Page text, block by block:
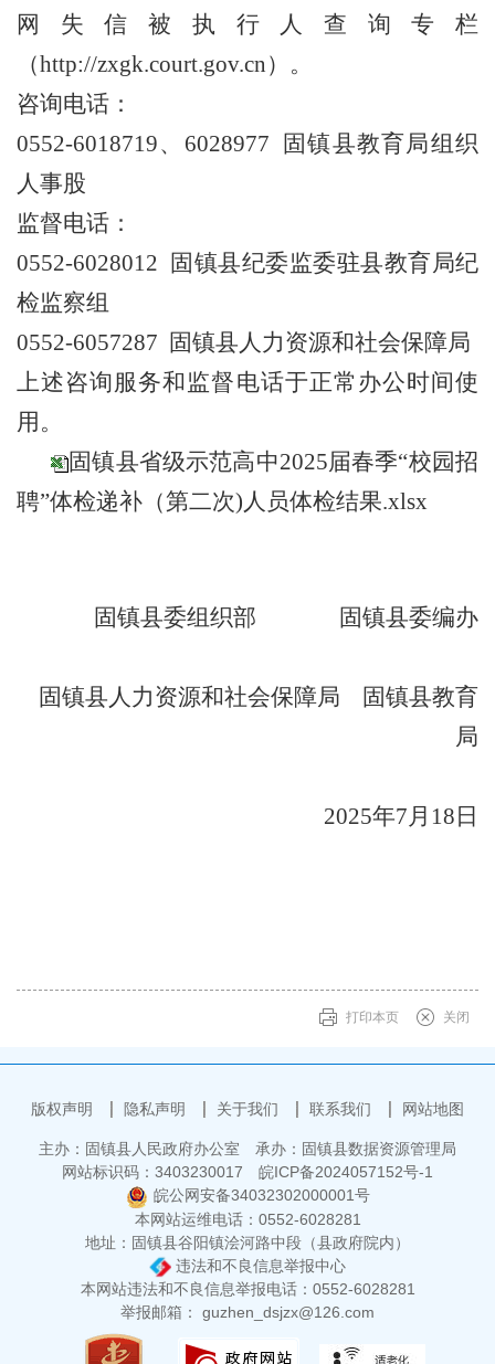
网失信被执行人查询专栏
（http://zxgk.court.gov.cn）。
咨询电话：
0552-6018719、6028977 固镇县教育局组织
人事股
监督电话：
0552-6028012 固镇县纪委监委驻县教育局纪
检监察组
0552-6057287 固镇县人力资源和社会保障局
上述咨询服务和监督电话于正常办公时间使
用。
固镇县省级示范高中2025届春季“校园招
聘”体检递补（第二次)人员体检结果.xlsx
固镇县委组织部 固镇县委编办
固镇县人力资源和社会保障局 固镇县教育
局
2025年7月18日
打印本页 关闭
版权声明 隐私声明 关于我们 联系我们 网站地图
主办：固镇县人民政府办公室
承办：固镇县数据资源管理局
网站标识码：3403230017
皖ICP备2024057152号-1
皖公网安备34032302000001号
本网站运维电话：0552-6028281
地址：固镇县谷阳镇浍河路中段（县政府院内）
违法和不良信息举报中心
本网站违法和不良信息举报电话：0552-6028281
举报邮箱： guzhen_dsjzx@126.com